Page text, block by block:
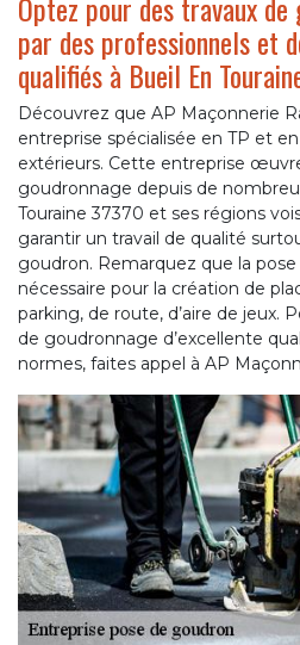
Optez pour des travaux
par des professionnels et
qualifiés à Bueil En
Découvrez que AP Maçonnerie
entreprise spécialisée en TP et
extérieurs. Cette entreprise
goudronnage depuis de
Touraine 37370 et ses régions
garantir un travail de qualité
goudron. Remarquez que la
nécessaire pour la création de
parking, de route, d’aire de jeux.
de goudronnage d’excellente
normes, faites appel à AP